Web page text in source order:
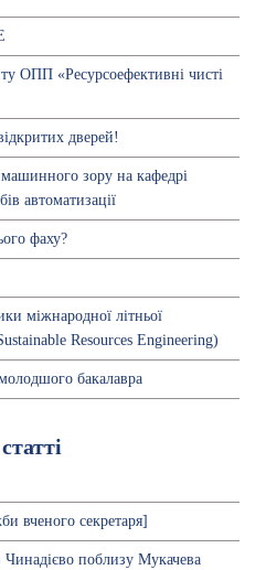
ОПП «Ресурсоефективні чисті
дверей!
машинного зору на кафедрі
автоматизації
фаху?
міжнародної літньої
Resources Engineering)
бакалавра
вченого секретаря]
поблизу Мукачева